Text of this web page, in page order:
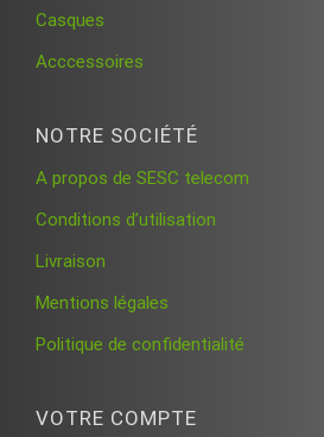
Casques
Acccessoires
NOTRE SOCIÉTÉ
A propos de SESC telecom
Conditions d’utilisation
Livraison
Mentions légales
Politique de confidentialité
VOTRE COMPTE